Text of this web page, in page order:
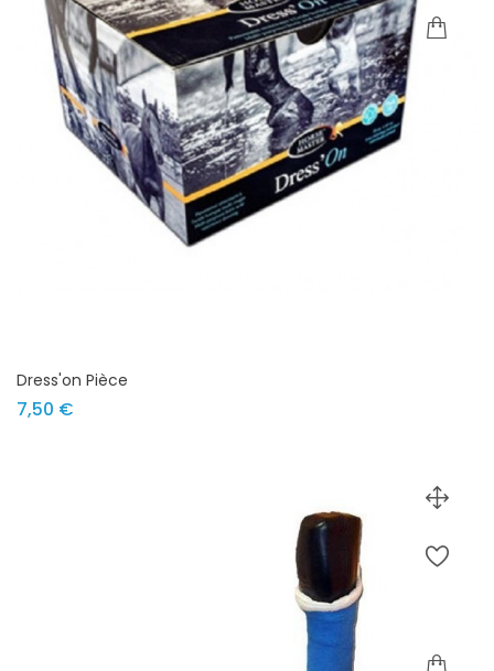
Dress'on Pièce
7,50 €